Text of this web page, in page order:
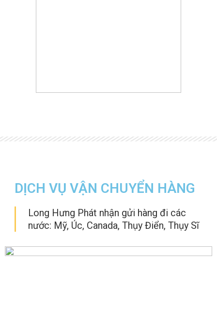
DỊCH VỤ VẬN CHUYỂN HÀNG
Long Hưng Phát nhận gửi hàng đi các
nước: Mỹ, Úc, Canada, Thụy Điển, Thụy Sĩ